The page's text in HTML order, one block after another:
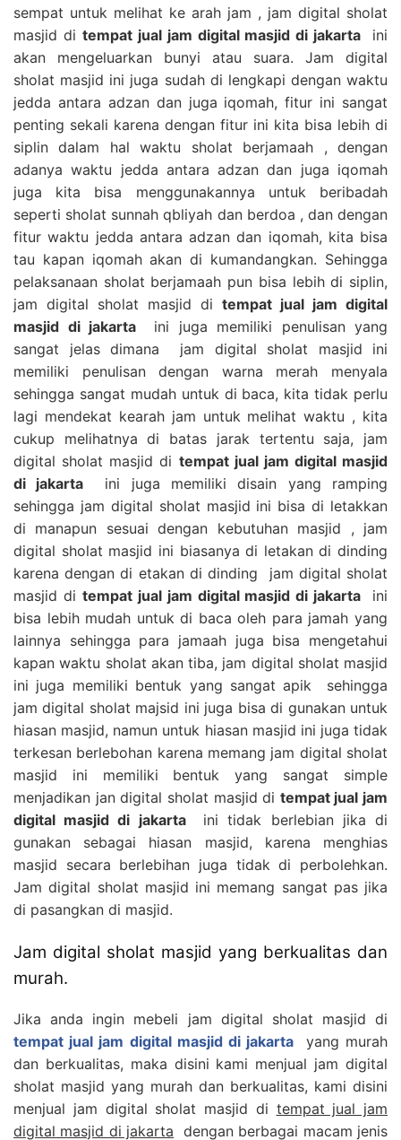
sempat untuk melihat ke arah jam , jam digital sholat
masjid di tempat jual jam digital masjid di jakarta
ini
akan mengeluarkan bunyi atau suara. Jam digital
sholat masjid ini juga sudah di lengkapi dengan waktu
jedda antara adzan dan juga iqomah, fitur ini sangat
penting sekali karena dengan fitur ini kita bisa lebih di
siplin dalam hal waktu sholat berjamaah , dengan
adanya waktu jedda antara adzan dan juga iqomah
juga kita bisa menggunakannya untuk beribadah
seperti sholat sunnah qbliyah dan berdoa , dan dengan
fitur waktu jedda antara adzan dan iqomah, kita bisa
tau kapan iqomah akan di kumandangkan. Sehingga
pelaksanaan sholat berjamaah pun bisa lebih di siplin,
jam digital sholat masjid di tempat jual jam digital
masjid di jakarta
ini juga memiliki penulisan yang
sangat jelas dimana jam digital sholat masjid ini
memiliki penulisan dengan warna merah menyala
sehingga sangat mudah untuk di baca, kita tidak perlu
lagi mendekat kearah jam untuk melihat waktu , kita
cukup melihatnya di batas jarak tertentu saja, jam
digital sholat masjid di tempat jual jam digital masjid
di jakarta
ini juga memiliki disain yang ramping
sehingga jam digital sholat masjid ini bisa di letakkan
di manapun sesuai dengan kebutuhan masjid , jam
digital sholat masjid ini biasanya di letakan di dinding
karena dengan di etakan di dinding jam digital sholat
masjid di tempat jual jam digital masjid di jakarta
ini
bisa lebih mudah untuk di baca oleh para jamah yang
lainnya sehingga para jamaah juga bisa mengetahui
kapan waktu sholat akan tiba, jam digital sholat masjid
ini juga memiliki bentuk yang sangat apik sehingga
jam digital sholat majsid ini juga bisa di gunakan untuk
hiasan masjid, namun untuk hiasan masjid ini juga tidak
terkesan berlebohan karena memang jam digital sholat
masjid ini memiliki bentuk yang sangat simple
menjadikan jan digital sholat masjid di tempat jual jam
digital masjid di jakarta
ini tidak berlebian jika di
gunakan sebagai hiasan masjid, karena menghias
masjid secara berlebihan juga tidak di perbolehkan.
Jam digital sholat masjid ini memang sangat pas jika
di pasangkan di masjid.
Jam digital sholat masjid yang berkualitas dan
murah.
Jika anda ingin mebeli jam digital sholat masjid di
tempat jual jam digital masjid di jakarta
yang murah
dan berkualitas, maka disini kami menjual jam digital
sholat masjid yang murah dan berkualitas, kami disini
menjual jam digital sholat masjid di tempat jual jam
digital masjid di jakarta dengan berbagai macam jenis